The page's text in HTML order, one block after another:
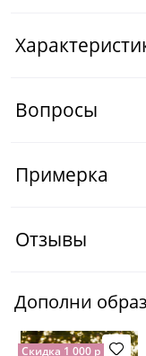
Вопросы
Примерка
Отзывы
Дополни образ
Скидка 1 000 р